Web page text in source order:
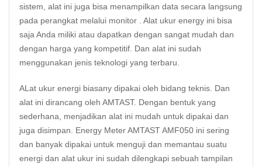
sistem, alat ini juga bisa menampilkan data secara langsung
pada perangkat melalui monitor . Alat ukur energy ini bisa
saja Anda miliki atau dapatkan dengan sangat mudah dan
dengan harga yang kompetitif. Dan alat ini sudah
menggunakan jenis teknologi yang terbaru.
ALat ukur energi biasany dipakai oleh bidang teknis. Dan
alat ini dirancang oleh AMTAST. Dengan bentuk yang
sederhana, menjadikan alat ini mudah untuk dipakai dan
juga disimpan. Energy Meter AMTAST AMF050 ini sering
dan banyak dipakai untuk menguji dan memantau suatu
energi dan alat ukur ini sudah dilengkapi sebuah tampilan